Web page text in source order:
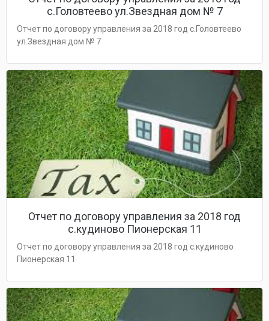
с.Головтеево ул.Звездная дом № 7
Отчет по договору управления за 2018 год с.Головтеево
ул.Звездная дом № 7
Отчет по договору управления за 2018 год
с.кудиново Пионерская 11
Отчет по договору управления за 2018 год с.кудиново
Пионерская 11